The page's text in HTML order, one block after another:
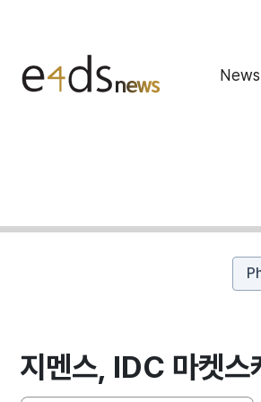
News
지멘스, IDC 마켓스